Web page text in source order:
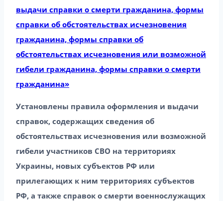
выдачи справки о смерти гражданина, формы
справки об обстоятельствах исчезновения
гражданина, формы справки об
обстоятельствах исчезновения или возможной
гибели гражданина, формы справки о смерти
гражданина»
Установлены правила оформления и выдачи
справок, содержащих сведения об
обстоятельствах исчезновения или возможной
гибели участников СВО на территориях
Украины, новых субъектов РФ или
прилегающих к ним территориях субъектов
РФ, а также справок о смерти военнослужащих